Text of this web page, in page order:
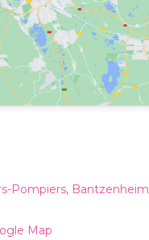
Pompiers, Bantzenheim
Map